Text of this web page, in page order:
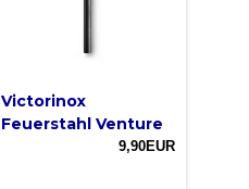
Victorinox
Feuerstahl Venture
9,90EUR